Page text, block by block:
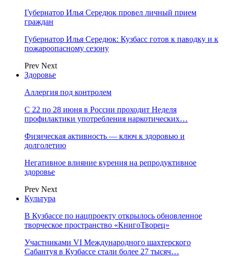
Губернатор Илья Середюк провел личный прием
граждан
Губернатор Илья Середюк: Кузбасс готов к паводку и к
пожароопасному сезону
Prev Next
Здоровье
Аллергия под контролем
С 22 по 28 июня в России проходит Неделя
профилактики употребления наркотических…
Физическая активность — ключ к здоровью и
долголетию
Негативное влияние курения на репродуктивное
здоровье
Prev Next
Культура
В Кузбассе по нацпроекту открылось обновленное
творческое пространство «КнигоТворец»
Участниками VI Международного шахтерского
Сабантуя в Кузбассе стали более 27 тысяч…